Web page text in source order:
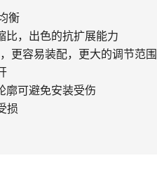
衡
，出色的抗扩展能力
更容易装配，更大的调节范围
廓可避免安装受伤
损